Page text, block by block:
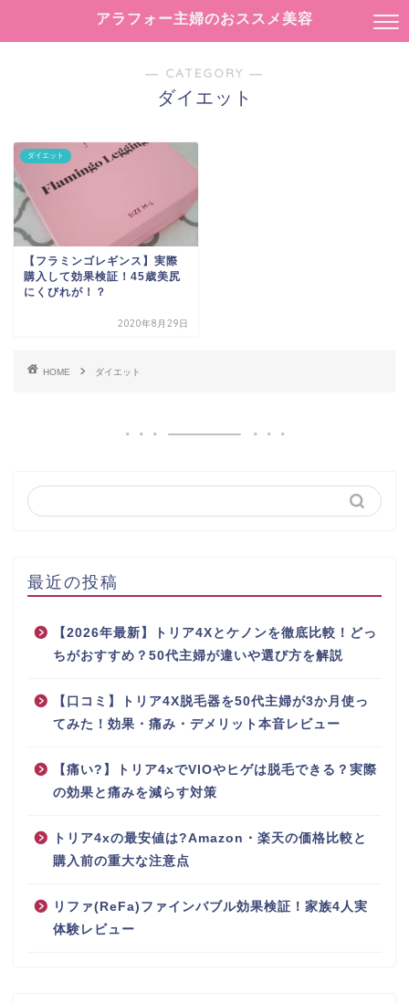
アラフォー主婦のおススメ美容
― CATEGORY ―
ダイエット
ダイエット
【フラミンゴレギンス】実際
購入して効果検証！45歳美尻
にくびれが！？
2020年8月29日
HOME ダイエット
最近の投稿
【2026年最新】トリア4Xとケノンを徹底比較！どっ
ちがおすすめ？50代主婦が違いや選び方を解説
【口コミ】トリア4X脱毛器を50代主婦が3か月使っ
てみた！効果・痛み・デメリット本音レビュー
【痛い?】トリア4xでVIOやヒゲは脱毛できる？実際
の効果と痛みを減らす対策
トリア4xの最安値は?Amazon・楽天の価格比較と
購入前の重大な注意点
リファ(ReFa)ファインバブル効果検証！家族4人実
体験レビュー